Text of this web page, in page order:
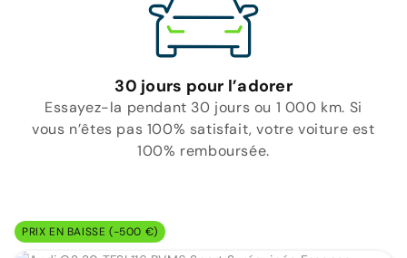
30 jours pour l’adorer
Essayez-la pendant 30 jours ou 1 000 km. Si
vous n’êtes pas 100% satisfait, votre voiture est
100% remboursée.
PRIX EN BAISSE (-500 €)